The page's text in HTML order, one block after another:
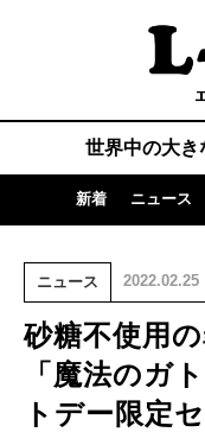
世界中の大き
新着 ニュース
ニュース
砂糖不使用
「魔法のガ
トデー限定